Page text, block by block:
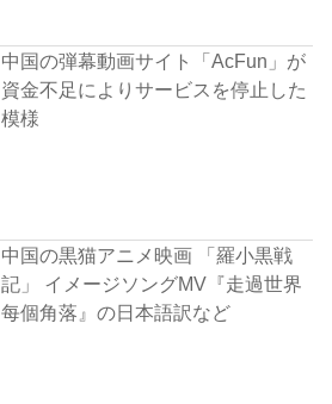
中国の弾幕動画サイト「AcFun」が
資金不足によりサービスを停止した
模様
中国の黒猫アニメ映画 「羅小黒戦
記」 イメージソングMV『走過世界
每個角落』の日本語訳など